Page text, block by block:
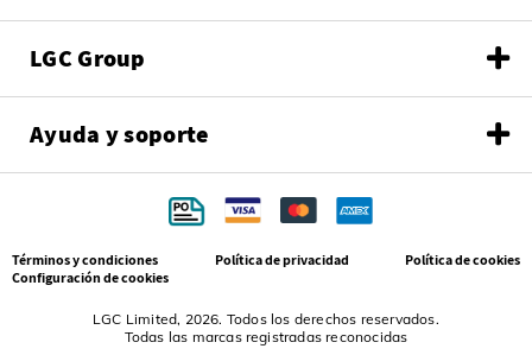
LGC Group
Ayuda y soporte
LGC Limited, 2026. Todos los derechos reservados.
Todas las marcas registradas reconocidas
Términos y condiciones Política de privacidad
Política de cookies
Configuración de cookies